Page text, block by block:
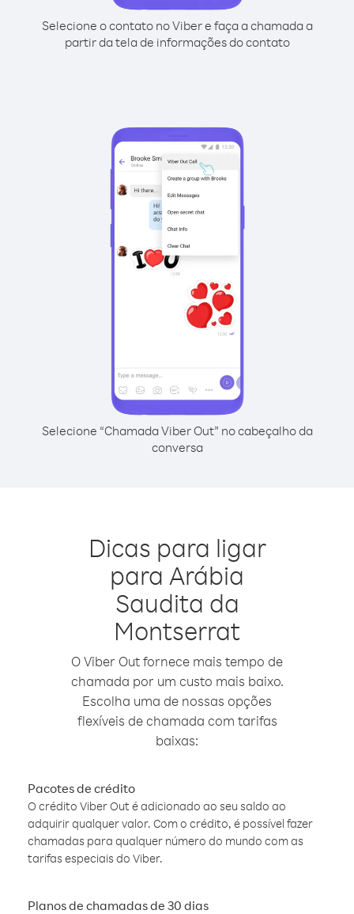
Selecione o contato no Viber e faça a chamada a
partir da tela de informações do contato
Selecione “Chamada Viber Out” no cabeçalho da
conversa
Dicas para ligar
para Arábia
Saudita da
Montserrat
O Viber Out fornece mais tempo de
chamada por um custo mais baixo.
Escolha uma de nossas opções
flexíveis de chamada com tarifas
baixas:
Pacotes de crédito
O crédito Viber Out é adicionado ao seu saldo ao
adquirir qualquer valor. Com o crédito, é possível fazer
chamadas para qualquer número do mundo com as
tarifas especiais do Viber.
Planos de chamadas de 30 dias